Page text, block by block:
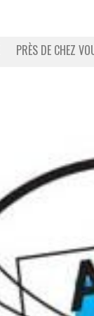
PRÈS DE CHEZ